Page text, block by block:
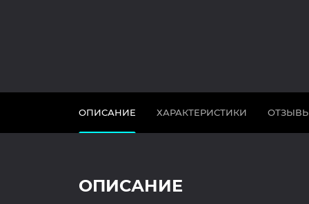
ОПИСАНИЕ ХАРАКТЕРИСТИКИ
ОПИСАНИЕ